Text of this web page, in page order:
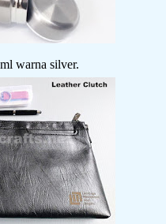
warna silver.